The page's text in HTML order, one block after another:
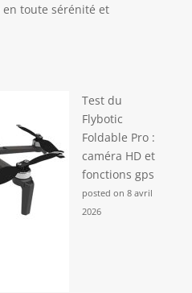
toute sérénité et
Test du
Flybotic
Foldable Pro :
caméra HD et
fonctions gps
posted on 8 avril
2026